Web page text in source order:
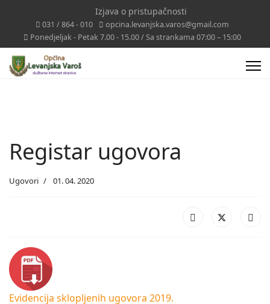
Izjava o pristupačnosti
031 / 864 - 010
opcina.levanjska.varos@gmail.com
Ponedjeljak - Petak 7.00 - 15.00 / Sa strankama 07:00 – 15:00
Registar ugovora
Ugovori 01. 04. 2020
Evidencija sklopljenih ugovora 2019.